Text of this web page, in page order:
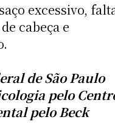
excessivo,
cabeça e
de São Paulo
pelo
pelo Beck